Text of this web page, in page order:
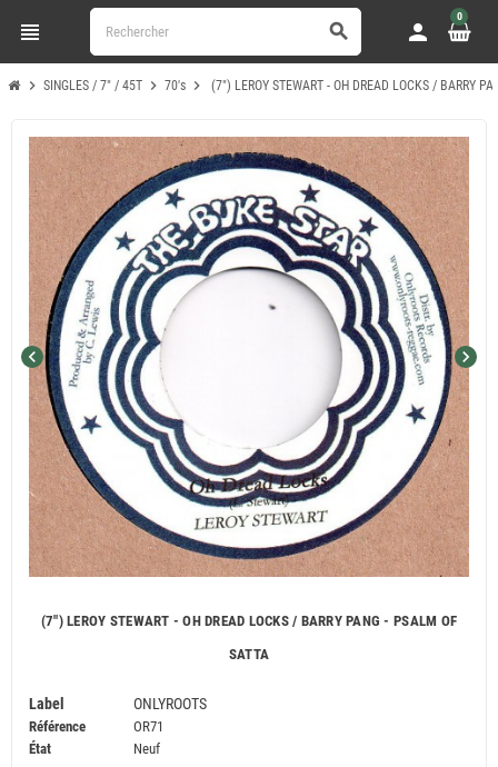
view_headline search person
0
chevron_right SINGLES / 7" / 45T chevron_right 70's chevron_right (7") LEROY STEWART - OH DREAD LOCKS / BARRY
chevron_left chevron_right
(7") LEROY STEWART - OH DREAD LOCKS / BARRY PANG - PSALM OF
SATTA
Label ONLYROOTS
Référence
OR71
État
Neuf